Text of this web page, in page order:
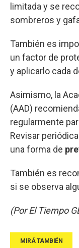
limitada y se
sombreros y
También es
un factor de
y aplicarlo cada
Asimismo, la
(AAD)
regularmente
Revisar
una forma de
También es
si se observa
(Por El Tiempo